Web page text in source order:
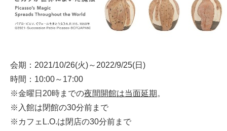
会期：2021/10/26(火)～2022/9/25(日)
時間：10:00～17:00
※金曜日20時までの夜間開館は当面延期 。
※入館は閉館の30分前まで
※カフェL.O.は閉店の30分前まで